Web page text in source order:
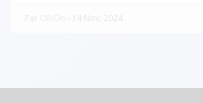
Par - 14 Nov, 2024